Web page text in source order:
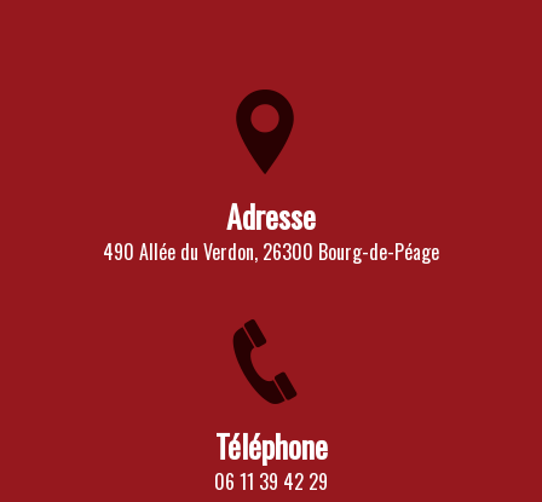
Adresse
490 Allée du Verdon, 26300 Bourg-de-Péage
Téléphone
06 11 39 42 29